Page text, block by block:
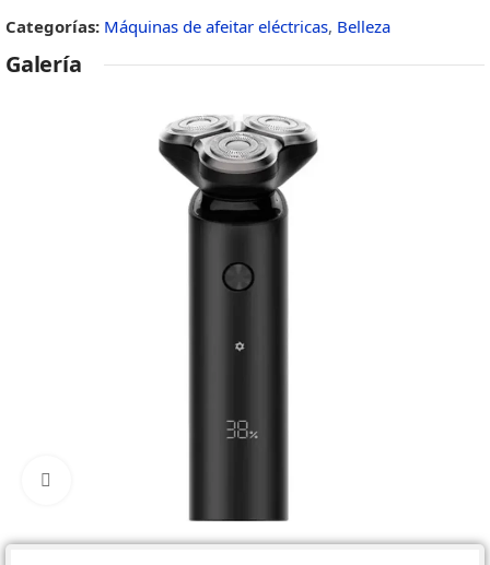
Categorías: Máquinas de afeitar eléctricas, Belleza
Galería